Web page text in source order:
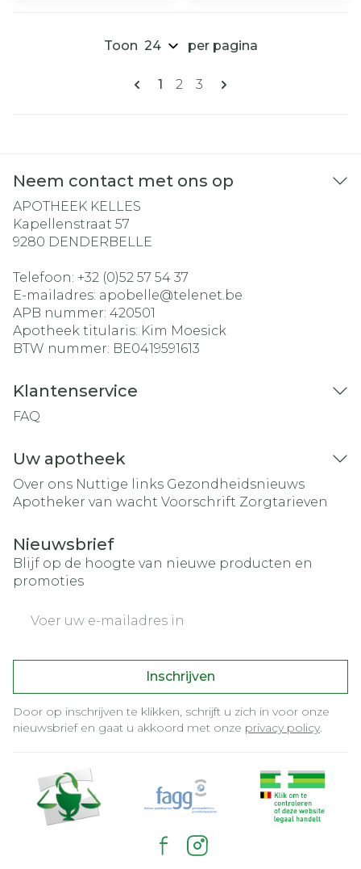
Pagina's
U lees momenteel pagina
1 Pagina
2 Pagina
3
Toon per pagina
Neem contact met ons op
APOTHEEK KELLES
Kapellenstraat 57
9280 DENDERBELLE
Telefoon: +32 (0)52 57 54 37
E-mailadres: apobelle@telenet.be
APB nummer: 420501
Apotheek titularis: Kim Moesick
BTW nummer: BE0419591613
Klantenservice
FAQ
Uw apotheek
Over ons Nuttige links Gezondheidsnieuws
Apotheker van wacht Voorschrift Zorgtarieven
Nieuwsbrief
Blijf op de hoogte van nieuwe producten en
promoties
Inschrijven
Door op inschrijven te klikken, schrijft u zich in voor onze
nieuwsbrief en gaat u akkoord met onze privacy policy.